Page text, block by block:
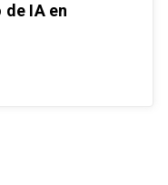
IA en